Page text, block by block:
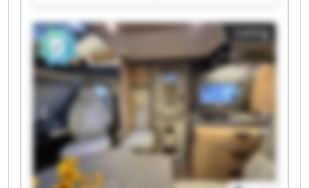
LüneHanse Vertriebs GmbH LüneHanse
Vertriebs GmbH LüneHanse Vertriebs GmbH
LüneHanse Vertriebs GmbH LüneHanse
Vertriebs GmbH LüneHanse Vertriebs GmbH
LüneHanse Vertriebs GmbH LüneHanse
Vertriebs GmbH LüneHanse Vertriebs GmbH
LüneHanse Vertriebs GmbH LüneHanse
Vertriebs GmbH LüneHanse Vertriebs GmbH
LüneHanse Vertriebs GmbH LüneHanse
Vertriebs GmbH
Listing